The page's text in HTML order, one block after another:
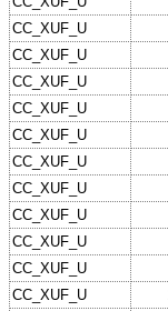
CC_XUF_U
CC_XUF_U
CC_XUF_U
CC_XUF_U
CC_XUF_U
CC_XUF_U
CC_XUF_U
CC_XUF_U
CC_XUF_U
CC_XUF_U
CC_XUF_U